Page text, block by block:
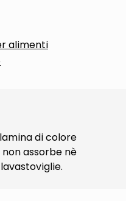
alimenti
di colore
assorbe nè